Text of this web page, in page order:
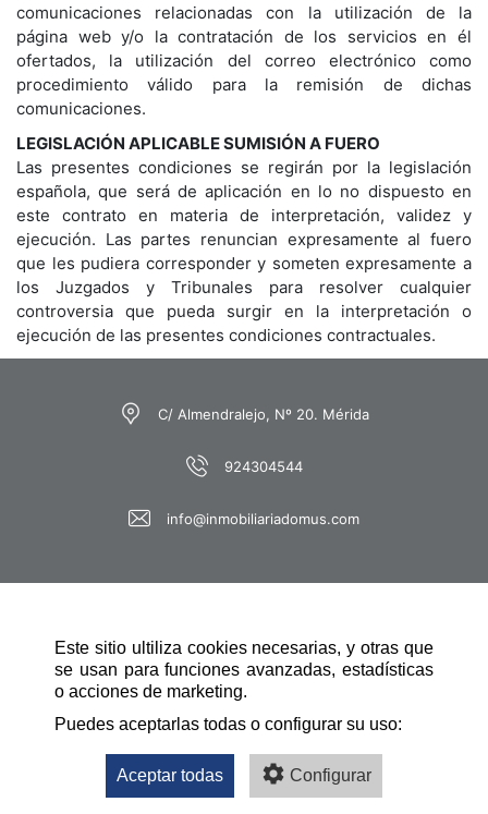
Este sitio ultiliza cookies necesarias, y otras que
se usan para funciones avanzadas, estadísticas
o acciones de marketing.
Puedes aceptarlas todas o configurar su uso:
Aceptar todas Configurar
comunicaciones relacionadas con la utilización de la
página web y/o la contratación de los servicios en él
ofertados, la utilización del correo electrónico como
procedimiento válido para la remisión de dichas
comunicaciones.
LEGISLACIÓN APLICABLE SUMISIÓN A FUERO
Las presentes condiciones se regirán por la legislación
española, que será de aplicación en lo no dispuesto en
este contrato en materia de interpretación, validez y
ejecución. Las partes renuncian expresamente al fuero
que les pudiera corresponder y someten expresamente a
los Juzgados y Tribunales para resolver cualquier
controversia que pueda surgir en la interpretación o
ejecución de las presentes condiciones contractuales.
C/ Almendralejo, Nº 20. Mérida
924304544
info@inmobiliariadomus.com
NAVEGACIÓN RÁPIDA